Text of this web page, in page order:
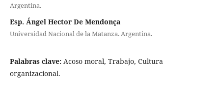
Argentina.
Esp. Ángel Hector De Mendonça
Universidad Nacional de la Matanza. Argentina.
Palabras clave: Acoso moral, Trabajo, Cultura
organizacional.